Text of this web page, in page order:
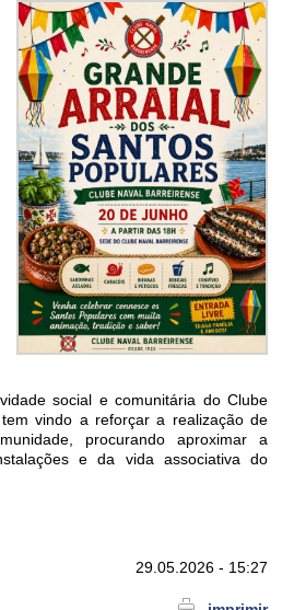
social e comunitária do Clube
vindo a reforçar a realização de
procurando aproximar a
e da vida associativa do
29.05.2026 - 15:27